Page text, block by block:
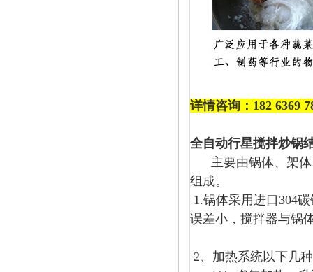
详情咨询：182 6369
全自动行星搅拌炒锅
主要由锅体、架体
组成。
1.锅体采用进口304
误差小，搅拌器与锅
2、加热系统以下几